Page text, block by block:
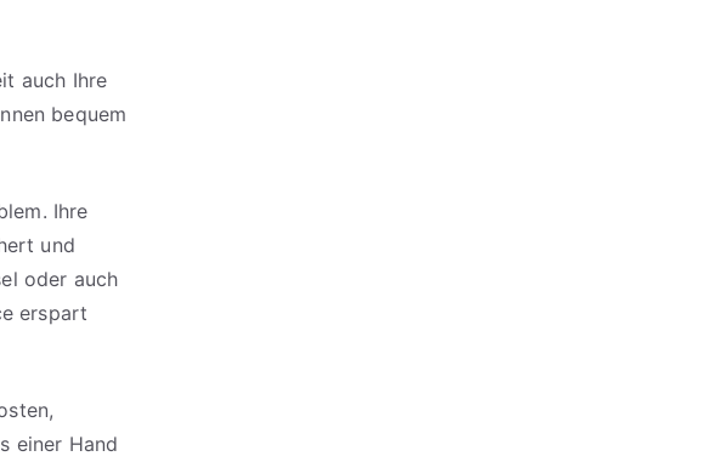
auch Ihre
bequem
Ihre
und
oder auch
erspart
einer Hand